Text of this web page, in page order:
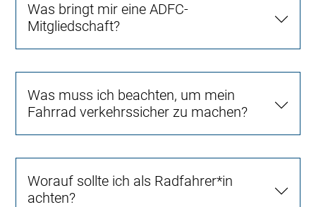
Was bringt mir eine ADFC-
Mitgliedschaft?
Was muss ich beachten, um mein
Fahrrad verkehrssicher zu machen?
Worauf sollte ich als Radfahrer*in
achten?